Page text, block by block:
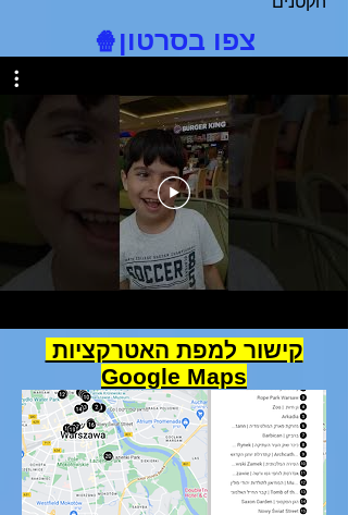
צפו בסרטון🍿
קישור למפת האטרקציות
Google Maps